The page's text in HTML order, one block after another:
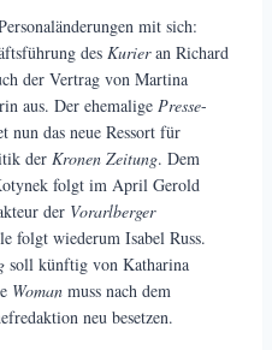
mit sich:
des Kurieran Richard
der Vertrag von Martina
aus. Der ehemalige Presse-
nun das neue Ressort für
der Kronen Zeitung. Dem
folgt im April Gerold
der Vorarlberger
folgt wiederum Isabel Russ.
soll künftig von Katharina
Woman muss nach dem
neu besetzen.